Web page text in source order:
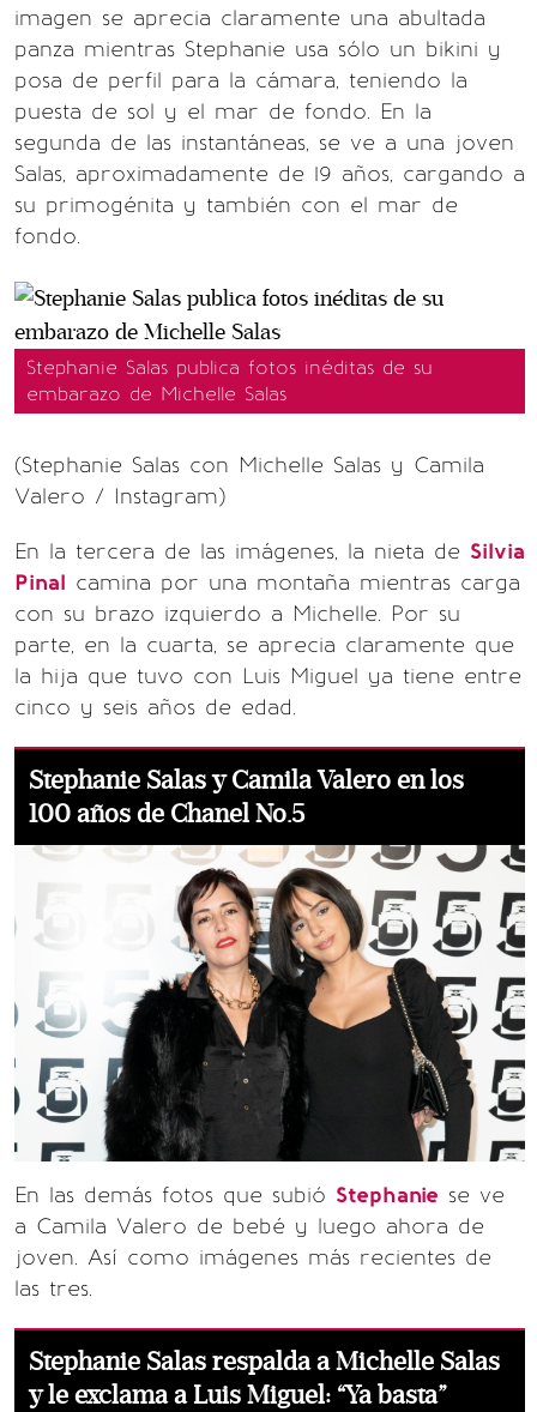
imagen se aprecia claramente una abultada
panza mientras Stephanie usa sólo un bikini y
posa de perfil para la cámara, teniendo la
puesta de sol y el mar de fondo. En la
segunda de las instantáneas, se ve a una joven
Salas, aproximadamente de 19 años, cargando a
su primogénita y también con el mar de
fondo.
Stephanie Salas publica fotos inéditas de su
embarazo de Michelle Salas
(Stephanie Salas con Michelle Salas y Camila
Valero / Instagram)
En la tercera de las imágenes, la nieta de Silvia
Pinal camina por una montaña mientras carga
con su brazo izquierdo a Michelle. Por su
parte, en la cuarta, se aprecia claramente que
la hija que tuvo con Luis Miguel ya tiene entre
cinco y seis años de edad.
Stephanie Salas y Camila Valero en los
100 años de Chanel No.5
En las demás fotos que subió Stephanie se ve
a Camila Valero de bebé y luego ahora de
joven. Así como imágenes más recientes de
las tres.
Stephanie Salas respalda a Michelle Salas
y le exclama a Luis Miguel: “Ya basta”